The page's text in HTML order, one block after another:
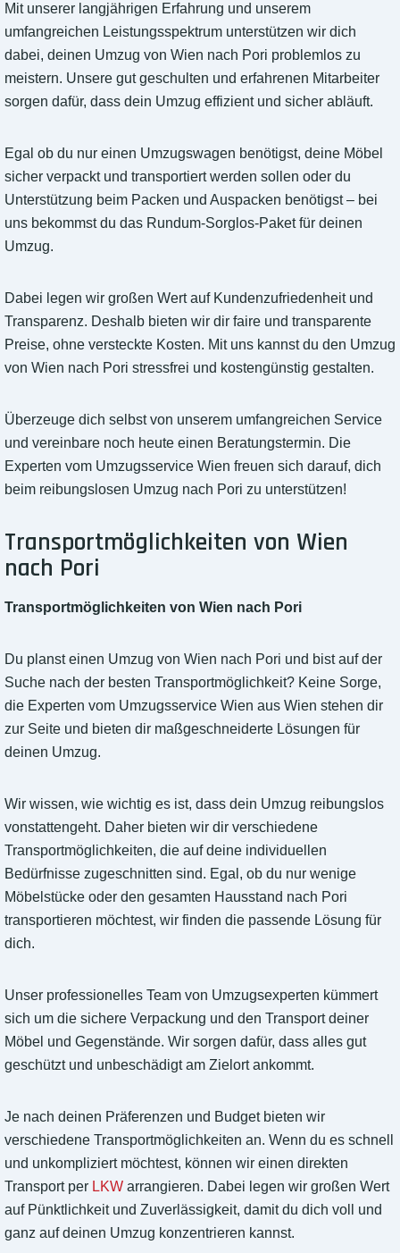
Mit unserer langjährigen Erfahrung und unserem
umfangreichen Leistungsspektrum unterstützen wir dich
dabei, deinen Umzug von Wien nach Pori problemlos zu
meistern. Unsere gut geschulten und erfahrenen Mitarbeiter
sorgen dafür, dass dein Umzug effizient und sicher abläuft.
Egal ob du nur einen Umzugswagen benötigst, deine Möbel
sicher verpackt und transportiert werden sollen oder du
Unterstützung beim Packen und Auspacken benötigst – bei
uns bekommst du das Rundum-Sorglos-Paket für deinen
Umzug.
Dabei legen wir großen Wert auf Kundenzufriedenheit und
Transparenz. Deshalb bieten wir dir faire und transparente
Preise, ohne versteckte Kosten. Mit uns kannst du den Umzug
von Wien nach Pori stressfrei und kostengünstig gestalten.
Überzeuge dich selbst von unserem umfangreichen Service
und vereinbare noch heute einen Beratungstermin. Die
Experten vom Umzugsservice Wien freuen sich darauf, dich
beim reibungslosen Umzug nach Pori zu unterstützen!
Transportmöglichkeiten von Wien
nach Pori
Transportmöglichkeiten von Wien nach Pori
Du planst einen Umzug von Wien nach Pori und bist auf der
Suche nach der besten Transportmöglichkeit? Keine Sorge,
die Experten vom Umzugsservice Wien aus Wien stehen dir
zur Seite und bieten dir maßgeschneiderte Lösungen für
deinen Umzug.
Wir wissen, wie wichtig es ist, dass dein Umzug reibungslos
vonstattengeht. Daher bieten wir dir verschiedene
Transportmöglichkeiten, die auf deine individuellen
Bedürfnisse zugeschnitten sind. Egal, ob du nur wenige
Möbelstücke oder den gesamten Hausstand nach Pori
transportieren möchtest, wir finden die passende Lösung für
dich.
Unser professionelles Team von Umzugsexperten kümmert
sich um die sichere Verpackung und den Transport deiner
Möbel und Gegenstände. Wir sorgen dafür, dass alles gut
geschützt und unbeschädigt am Zielort ankommt.
Je nach deinen Präferenzen und Budget bieten wir
verschiedene Transportmöglichkeiten an. Wenn du es schnell
und unkompliziert möchtest, können wir einen direkten
Transport per LKW arrangieren. Dabei legen wir großen Wert
auf Pünktlichkeit und Zuverlässigkeit, damit du dich voll und
ganz auf deinen Umzug konzentrieren kannst.